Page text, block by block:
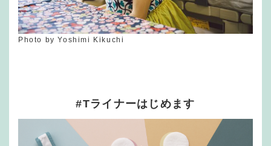
Photo by Yoshimi Kikuchi
#Tライナーはじめます